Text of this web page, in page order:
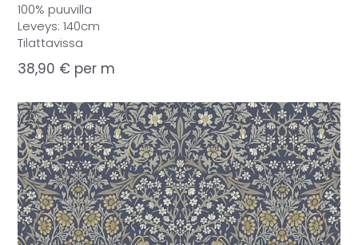
100% puuvilla
Leveys: 140cm
Tilattavissa
38,90 € per m